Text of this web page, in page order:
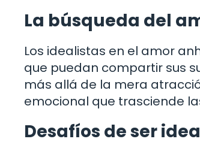
La búsqueda del
Los idealistas en el amor
que puedan compartir sus
más allá de la mera
emocional que trasciende
Desafíos de ser